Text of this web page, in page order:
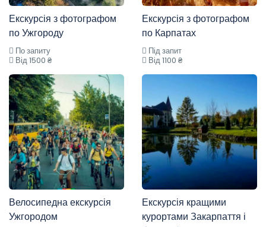
Екскурсія з фотографом
по Ужгороду
По запиту
Від 1500 ₴
Екскурсія з фотографом
по Карпатах
Під запит
Від 1100 ₴
Велосипедна екскурсія
Ужгородом
Екскурсія кращими
курортами Закарпаття і